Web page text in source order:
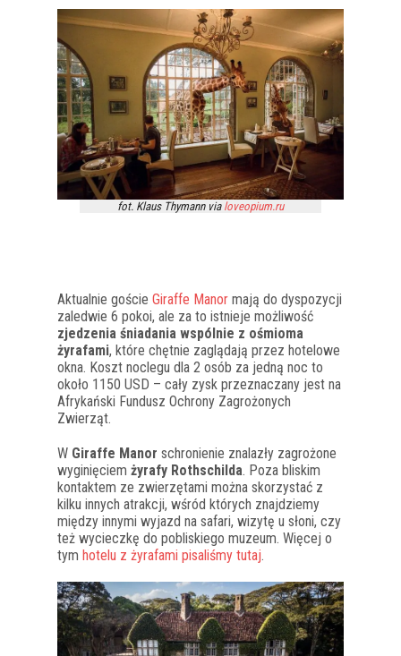
fot. Klaus Thymann via loveopium.ru
Aktualnie goście Giraffe Manor mają do dyspozycji
zaledwie 6 pokoi, ale za to istnieje możliwość
zjedzenia śniadania wspólnie z ośmioma
żyrafami, które chętnie zaglądają przez hotelowe
okna. Koszt noclegu dla 2 osób za jedną noc to
około 1150 USD – cały zysk przeznaczany jest na
Afrykański Fundusz Ochrony Zagrożonych
Zwierząt.
W Giraffe Manor schronienie znalazły zagrożone
wyginięciem żyrafy Rothschilda. Poza bliskim
kontaktem ze zwierzętami można skorzystać z
kilku innych atrakcji, wśród których znajdziemy
między innymi wyjazd na safari, wizytę u słoni, czy
też wycieczkę do pobliskiego muzeum. Więcej o
tym hotelu z żyrafami pisaliśmy tutaj.